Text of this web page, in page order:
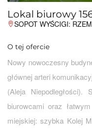
Lokal biurowy
SOPOT WYŚCIGI:
O tej ofercie
Nowy nowoczesny
głównej arteri
(Aleja
biurowcami oraz
miejskiej: szybka Kolej